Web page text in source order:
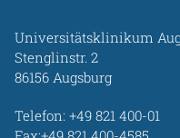
Universitätsklinikum
Stenglinstr. 2
86156 Augsburg
Telefon: +49 821 400-01